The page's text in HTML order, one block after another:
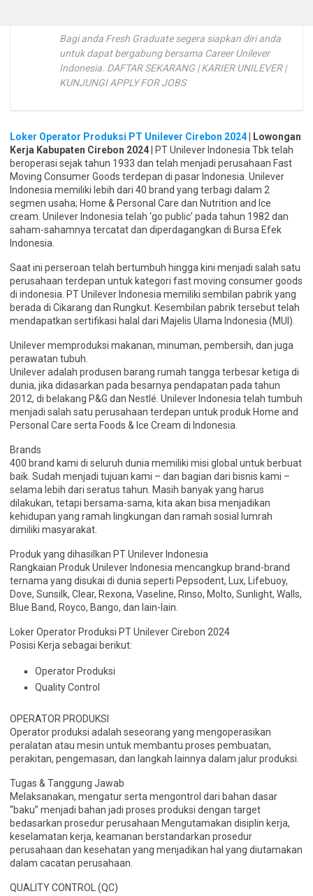
Bagi anda Fresh Graduate segera siapkan diri anda
untuk dapat bergabung bersama Career Unilever
Indonesia. DAFTAR SEKARANG | KARIER UNILEVER |
KUNJUNGI APPLY FOR JOBS
Loker Operator Produksi PT Unilever Cirebon 2024 | Lowongan
Kerja Kabupaten Cirebon 2024 | PT Unilever Indonesia Tbk telah
beroperasi sejak tahun 1933 dan telah menjadi perusahaan Fast
Moving Consumer Goods terdepan di pasar Indonesia. Unilever
Indonesia memiliki lebih dari 40 brand yang terbagi dalam 2
segmen usaha; Home & Personal Care dan Nutrition and Ice
cream. Unilever Indonesia telah ‘go public’ pada tahun 1982 dan
saham-sahamnya tercatat dan diperdagangkan di Bursa Efek
Indonesia.
Saat ini perseroan telah bertumbuh hingga kini menjadi salah satu
perusahaan terdepan untuk kategori fast moving consumer goods
di indonesia. PT Unilever Indonesia memiliki sembilan pabrik yang
berada di Cikarang dan Rungkut. Kesembilan pabrik tersebut telah
mendapatkan sertifikasi halal dari Majelis Ulama Indonesia (MUI).
Unilever memproduksi makanan, minuman, pembersih, dan juga
perawatan tubuh.
Unilever adalah produsen barang rumah tangga terbesar ketiga di
dunia, jika didasarkan pada besarnya pendapatan pada tahun
2012, di belakang P&G dan Nestlé. Unilever Indonesia telah tumbuh
menjadi salah satu perusahaan terdepan untuk produk Home and
Personal Care serta Foods & Ice Cream di Indonesia.
Brands
400 brand kami di seluruh dunia memiliki misi global untuk berbuat
baik. Sudah menjadi tujuan kami – dan bagian dari bisnis kami –
selama lebih dari seratus tahun. Masih banyak yang harus
dilakukan, tetapi bersama-sama, kita akan bisa menjadikan
kehidupan yang ramah lingkungan dan ramah sosial lumrah
dimiliki masyarakat.
Produk yang dihasilkan PT Unilever Indonesia
Rangkaian Produk Unilever Indonesia mencangkup brand-brand
ternama yang disukai di dunia seperti Pepsodent, Lux, Lifebuoy,
Dove, Sunsilk, Clear, Rexona, Vaseline, Rinso, Molto, Sunlight, Walls,
Blue Band, Royco, Bango, dan lain-lain.
Loker Operator Produksi PT Unilever Cirebon 2024
Posisi Kerja sebagai berikut:
Operator Produksi
Quality Control
OPERATOR PRODUKSI
Operator produksi adalah seseorang yang mengoperasikan
peralatan atau mesin untuk membantu proses pembuatan,
perakitan, pengemasan, dan langkah lainnya dalam jalur produksi.
Tugas & Tanggung Jawab
Melaksanakan, mengatur serta mengontrol dari bahan dasar
“baku” menjadi bahan jadi proses produksi dengan target
bedasarkan prosedur perusahaan Mengutamakan disiplin kerja,
keselamatan kerja, keamanan berstandarkan prosedur
perusahaan dan kesehatan yang menjadikan hal yang diutamakan
dalam cacatan perusahaan.
QUALITY CONTROL (QC)